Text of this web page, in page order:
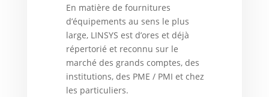
En matière de fournitures
d’équipements au sens le plus
large, LINSYS est d’ores et déjà
répertorié et reconnu sur le
marché des grands comptes, des
institutions, des PME / PMI et chez
les particuliers.